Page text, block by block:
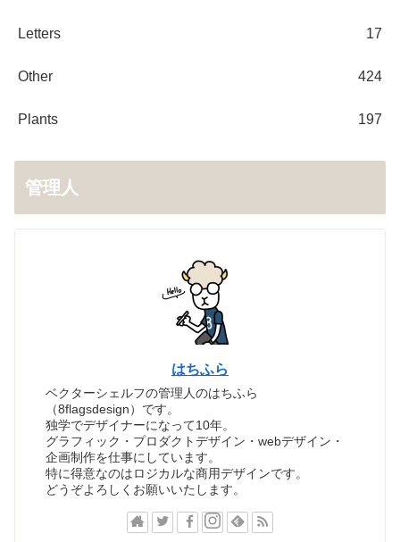
Letters 17
Other 424
Plants 197
管理人
はちふら
ベクターシェルフの管理人のはちふら
（8flagsdesign）です。
独学でデザイナーになって10年。
グラフィック・プロダクトデザイン・webデザイン・
企画制作を仕事にしています。
特に得意なのはロジカルな商用デザインです。
どうぞよろしくお願いいたします。